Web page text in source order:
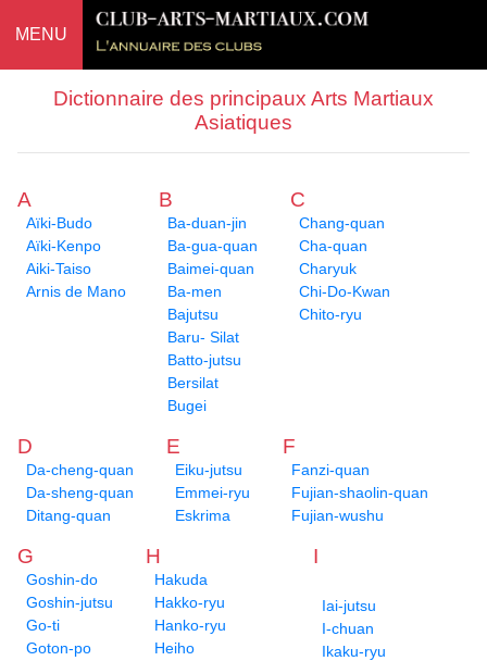
MENU
Dictionnaire des principaux Arts Martiaux
Asiatiques
A
Aïki-Budo
Aïki-Kenpo
Aiki-Taiso
Arnis de Mano
B
Ba-duan-jin
Ba-gua-quan
Baimei-quan
Ba-men
Bajutsu
Baru- Silat
Batto-jutsu
Bersilat
Bugei
C
Chang-quan
Cha-quan
Charyuk
Chi-Do-Kwan
Chito-ryu
D
Da-cheng-quan
Da-sheng-quan
Ditang-quan
E
Eiku-jutsu
Emmei-ryu
Eskrima
F
Fanzi-quan
Fujian-shaolin-quan
Fujian-wushu
G
Goshin-do
Goshin-jutsu
Go-ti
Goton-po
H
Hakuda
Hakko-ryu
Hanko-ryu
Heiho
I
Iai-jutsu
I-chuan
Ikaku-ryu